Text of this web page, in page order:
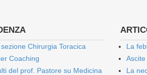
Chirurgia Toracica
Coaching
del prof. Pastore su Medicina
La
La